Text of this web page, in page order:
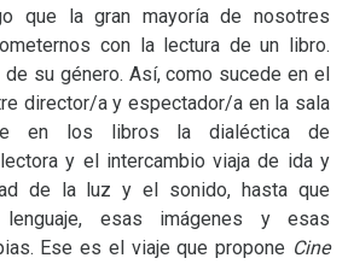
que la gran mayoría de nosotres
con la lectura de un libro.
su género. Así, como sucede en el
director/a y espectador/a en la sala
en los libros la dialéctica de
y el intercambio viaja de ida y
de la luz y el sonido, hasta que
lenguaje, esas imágenes y esas
Ese es el viaje que propone Cine